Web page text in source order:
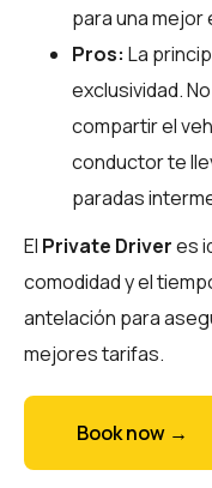
para una mejor
Pros: La
exclusividad.
compartir el
conductor te
paradas
El Private Driveres
comodidad y el
antelación para
mejores tarifas.
Book now →